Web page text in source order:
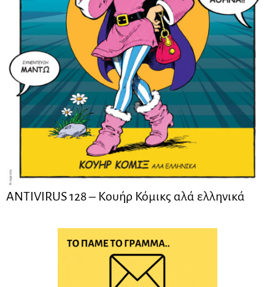
ANTIVIRUS 128 – Kουήρ Κόμικς αλά ελληνικά